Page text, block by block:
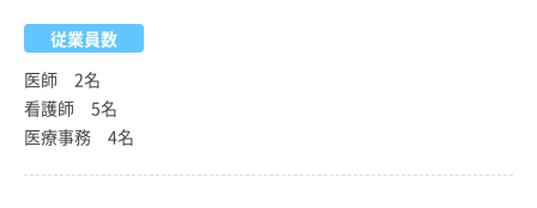
従業員数
医師 2名
看護師 5名
医療事務 4名